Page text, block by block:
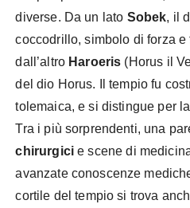
diverse. Da un lato Sobek, il
coccodrillo, simbolo di forza
dall’altro Haroeris (Horus il
del dio Horus. Il tempio fu
tolemaica, e si distingue per
Tra i più sorprendenti, una
chirurgici e scene di
avanzate conoscenze
cortile del tempio si trova